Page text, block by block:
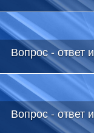
Вопрос - ответ
Вопрос - ответ